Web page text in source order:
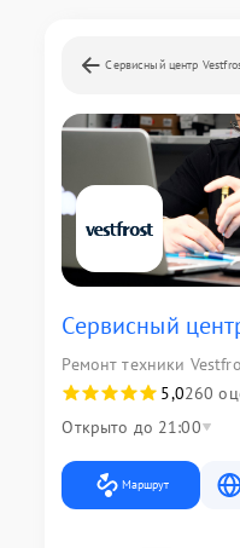
Сервисный центр
Сервисный
Ремонт техники
5,0260
Открыто до 21:00
Маршрут